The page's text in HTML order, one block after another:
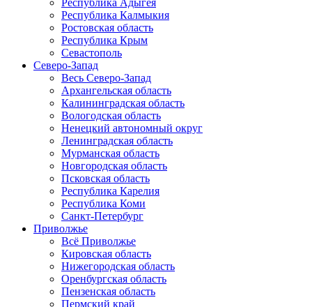
Республика Адыгея
Республика Калмыкия
Ростовская область
Республика Крым
Севастополь
Северо-Запад
Весь Северо-Запад
Архангельская область
Калининградская область
Вологодская область
Ненецкий автономный округ
Ленинградская область
Мурманская область
Новгородская область
Псковская область
Республика Карелия
Республика Коми
Санкт-Петербург
Приволжье
Всё Приволжье
Кировская область
Нижегородская область
Оренбургская область
Пензенская область
Пермский край